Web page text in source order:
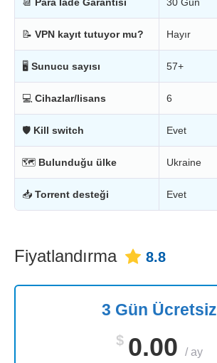
📆 Para İade Garantisi 30 Gün
📝 VPN kayıt tutuyor mu? Hayır
🖥 Sunucu sayısı 57+
💻 Cihazlar/lisans 6
🛡 Kill switch Evet
🗺 Bulunduğu ülke Ukraine
📥 Torrent desteği Evet
Fiyatlandırma 8.8
3 Gün Ücretsiz
$ 0.00 /ay